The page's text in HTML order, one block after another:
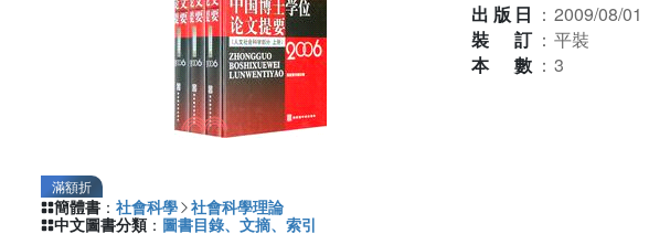
滿額折
出版日 ： 2009/08/01
裝訂 ： 平裝
本數 ： 3
簡體書 ： 社會科學 社會科學理論
中文圖書分類 ： 圖書目錄、文摘、索引